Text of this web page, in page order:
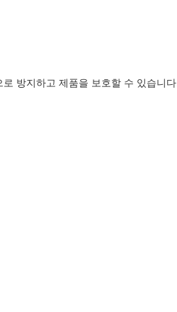
방지하고 제품을 보호할 수 있습니다.